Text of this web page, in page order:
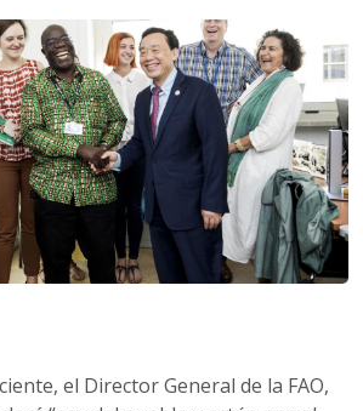
el Director General de la FAO,